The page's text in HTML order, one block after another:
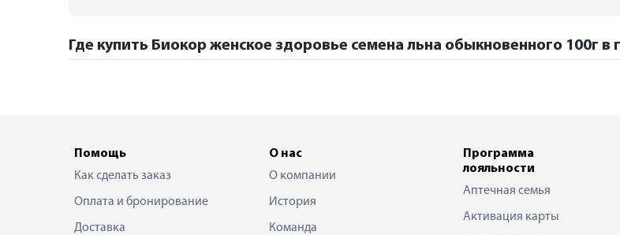
Где купить Биокор женское здоровье семена льна обыкновенного 100г в
Помощь
Как сделать заказ
Оплата и бронирование
Доставка
О нас
О компании
История
Команда
Программа
лояльности
Аптечная семья
Активация карты